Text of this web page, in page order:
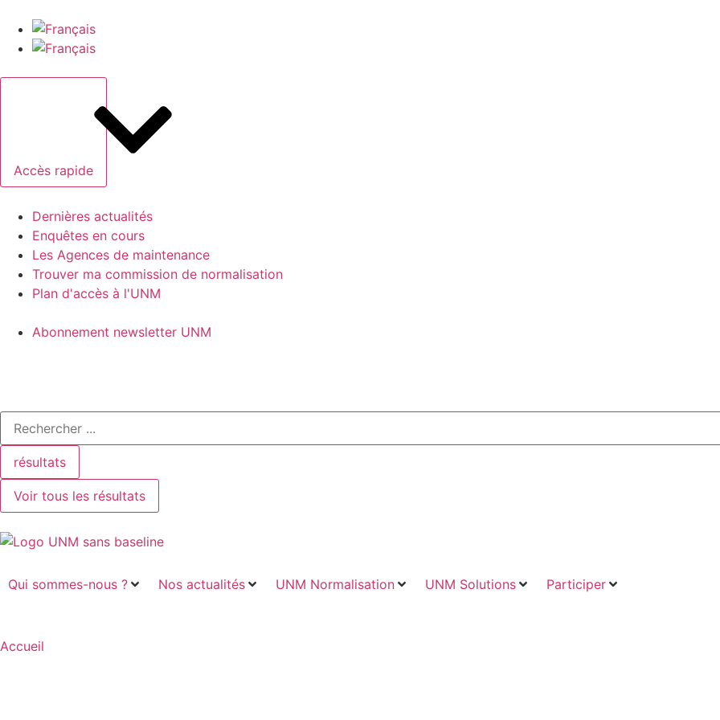
Accès rapide
Dernières actualités
Enquêtes en cours
Les Agences de maintenance
Trouver ma commission de normalisation
Plan d'accès à l'UNM
Abonnement newsletter UNM
résultats
Voir tous les résultats
Qui sommes-nous ? Nos actualités UNM Normalisation UNM Solutions Participer
Accueil